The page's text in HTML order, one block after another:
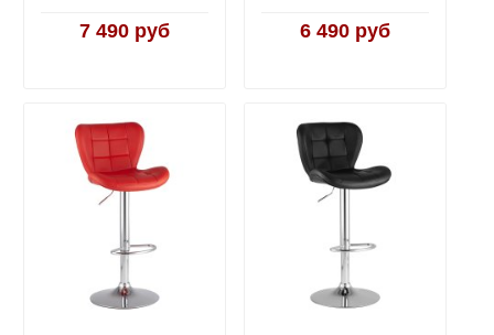
7 490 руб 6 490 руб